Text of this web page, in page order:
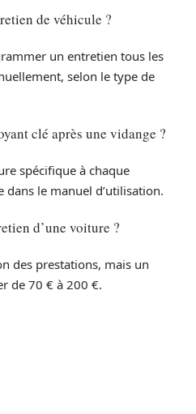
de véhicule ?
un entretien tous les
selon le type de
clé après une vidange ?
spécifique à chaque
le manuel d’utilisation.
d’une voiture ?
des prestations, mais un
de 70 € à 200 €.